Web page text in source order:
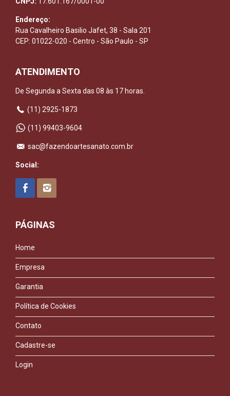
Endereço:
Rua Cavalheiro Basilio Jafet, 38 - Sala 201
CEP: 01022-020 - Centro - São Paulo - SP
ATENDIMENTO
De Segunda a Sexta das 08 às 17 horas.
(11) 2925-1873
(11) 99403-9604
sac@fazendoartesanato.com.br
Social:
PÁGINAS
Home
Empresa
Garantia
Política de Cookies
Contato
Cadastre-se
Login